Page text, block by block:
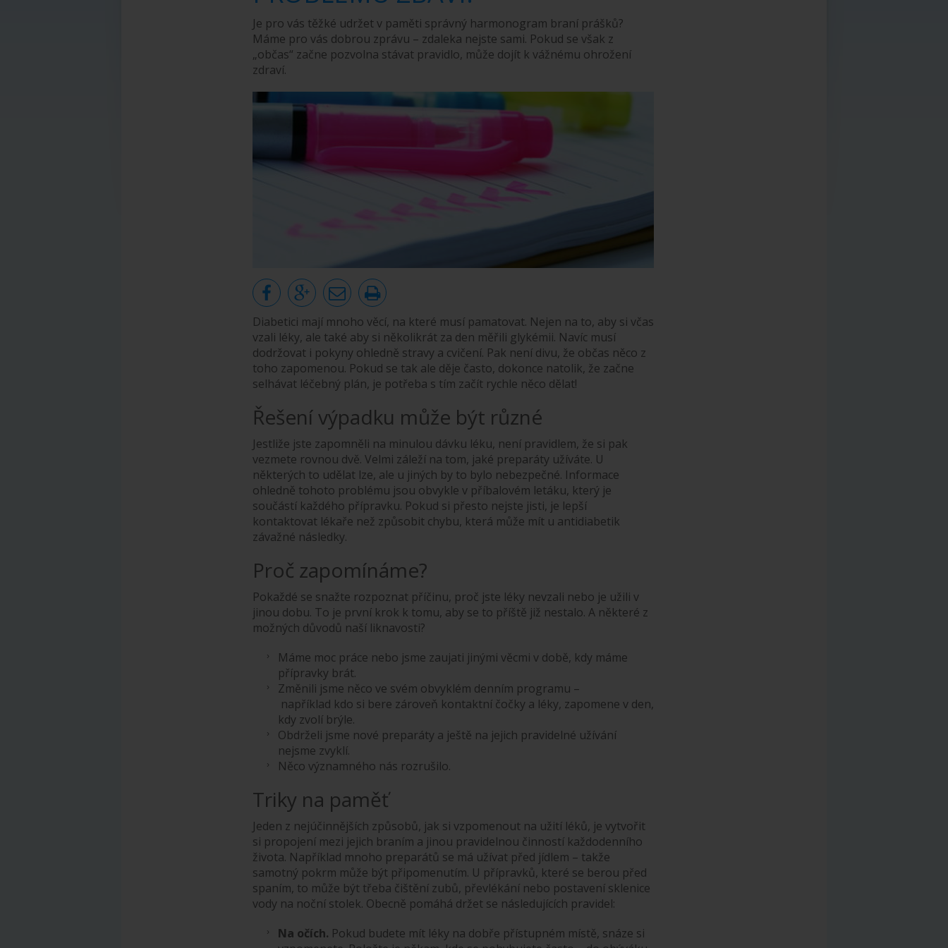
Je pro vás těžké udržet v paměti správný harmonogram braní prášků?
Máme pro vás dobrou zprávu – zdaleka nejste sami. Pokud se však z
„občas“ začne pozvolna stávat pravidlo, může dojít k vážnému ohrožení
zdraví.
Diabetici mají mnoho věcí, na které musí pamatovat. Nejen na to, aby si včas
vzali léky, ale také aby si několikrát za den měřili glykémii. Navíc musí
dodržovat i pokyny ohledně stravy a cvičení. Pak není divu, že občas něco z
toho zapomenou. Pokud se tak ale děje často, dokonce natolik, že začne
selhávat léčebný plán, je potřeba s tím začít rychle něco dělat!
Řešení výpadku může být různé
Jestliže jste zapomněli na minulou dávku léku, není pravidlem, že si pak
vezmete rovnou dvě. Velmi záleží na tom, jaké preparáty užíváte. U
některých to udělat lze, ale u jiných by to bylo nebezpečné. Informace
ohledně tohoto problému jsou obvykle v příbalovém letáku, který je
součástí každého přípravku. Pokud si přesto nejste jisti, je lepší
kontaktovat lékaře než způsobit chybu, která může mít u antidiabetik
závažné následky.
Proč zapomínáme?
Pokaždé se snažte rozpoznat příčinu, proč jste léky nevzali nebo je užili v
jinou dobu. To je první krok k tomu, aby se to příště již nestalo. A některé z
možných důvodů naší liknavosti?
Máme moc práce nebo jsme zaujati jinými věcmi v době, kdy máme
přípravky brát.
Změnili jsme něco ve svém obvyklém denním programu –
například kdo si bere zároveň kontaktní čočky a léky, zapomene v den,
kdy zvolí brýle.
Obdrželi jsme nové preparáty a ještě na jejich pravidelné užívání
nejsme zvyklí.
Něco významného nás rozrušilo.
Triky na paměť
Jeden z nejúčinnějších způsobů, jak si vzpomenout na užití léků, je vytvořit
si propojení mezi jejich braním a jinou pravidelnou činností každodenního
života. Například mnoho preparátů se má užívat před jídlem – takže
samotný pokrm může být připomenutím. U přípravků, které se berou před
spaním, to může být třeba čištění zubů, převlékání nebo postavení sklenice
vody na noční stolek. Obecně pomáhá držet se následujících pravidel:
Na očích. Pokud budete mít léky na dobře přístupném místě, snáze si